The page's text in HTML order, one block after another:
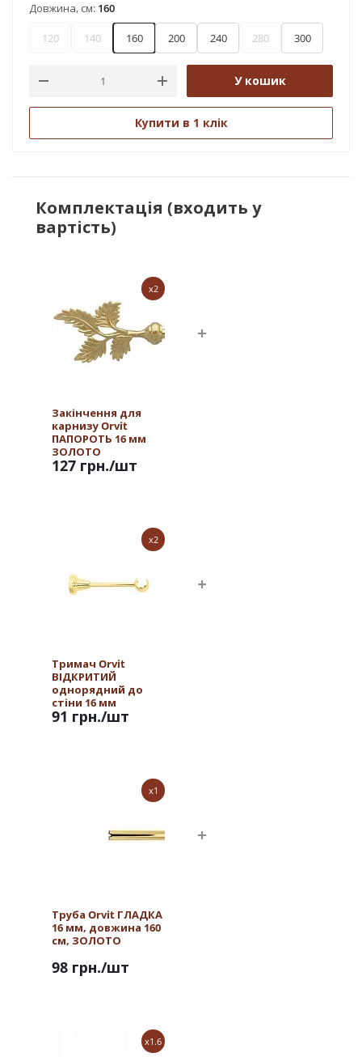
Довжина, см: 160
120 140 160 200 240 280 300
У кошик
Купити в 1 клік
Комплектація (входить у
вартість)
x2
Закінчення для
карнизу Orvit
ПАПОРОТЬ 16 мм
ЗОЛОТО
127 грн./шт
x2
Тримач Orvit
ВІДКРИТИЙ
однорядний до
стіни 16 мм
ЗОЛОТО
91 грн./шт
x1
Труба Orvit ГЛАДКА
16 мм, довжина 160
см, ЗОЛОТО
98 грн./шт
x1.6